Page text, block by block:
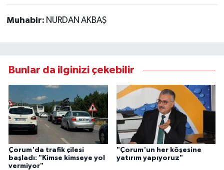
Muhabir: NURDAN AKBAŞ
Bunlar da ilginizi çekebilir
Çorum'da trafik çilesi
başladı: "Kimse kimseye yol
vermiyor"
"Çorum'un her köşesine
yatırım yapıyoruz"